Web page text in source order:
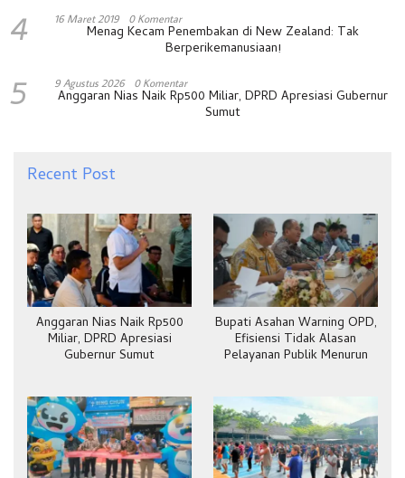
4 16 Maret 2019 0 Komentar
Menag Kecam Penembakan di New Zealand: Tak
Berperikemanusiaan!
5 9 Agustus 2026 0 Komentar
Anggaran Nias Naik Rp500 Miliar, DPRD Apresiasi Gubernur
Sumut
Recent Post
Anggaran Nias Naik Rp500
Miliar, DPRD Apresiasi
Gubernur Sumut
Bupati Asahan Warning OPD,
Efisiensi Tidak Alasan
Pelayanan Publik Menurun